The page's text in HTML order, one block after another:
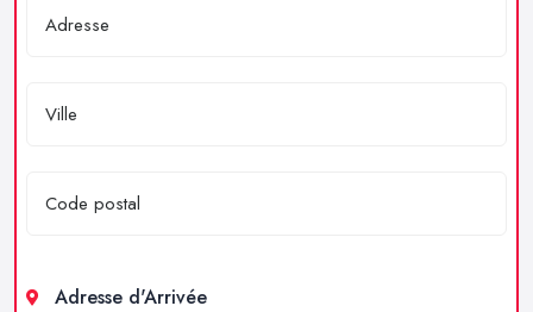
Adresse d'Arrivée